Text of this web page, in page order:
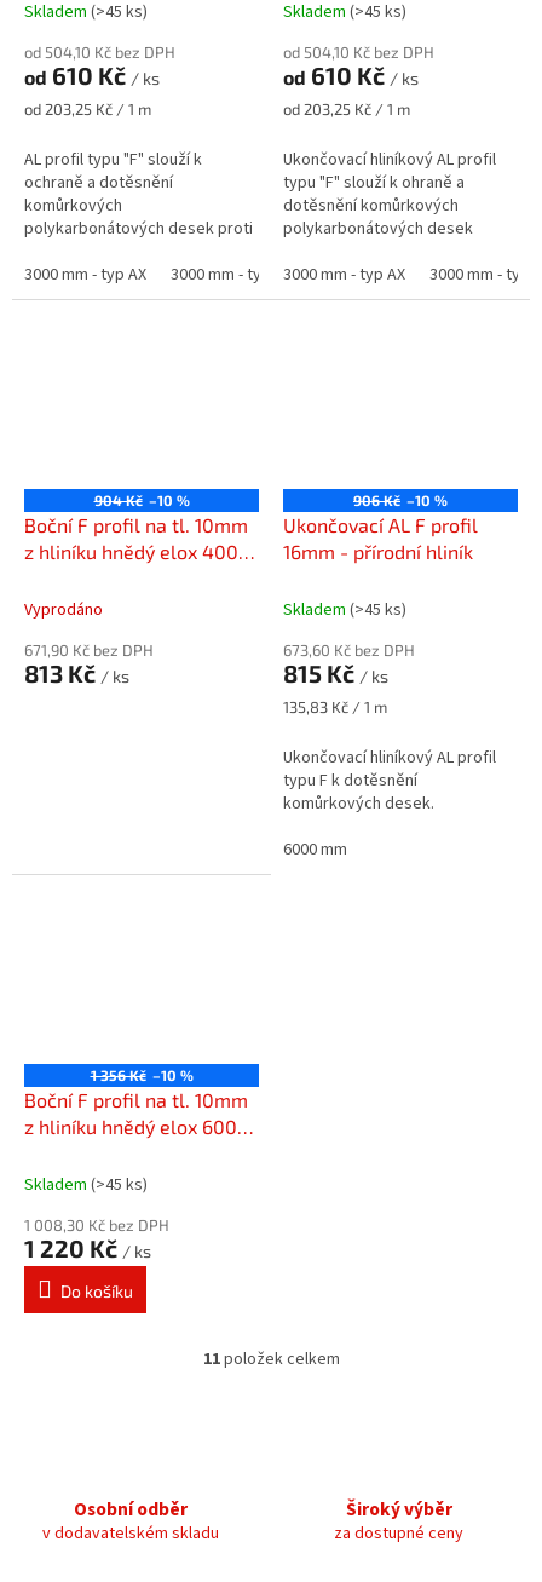
Skladem (>45 ks)
od 504,10 Kč bez DPH
od 610 Kč / ks
Měrná
od 203,25 Kč / 1 m
AL profil typu "F" slouží k
ochraně a dotěsnění
komůrkových
polykarbonátových desek proti
3000 mm - typ AX
3000 mm - typ DU 4000 mm - typ AX 4000 mm
Skladem (>45 ks)
od 504,10 Kč bez DPH
od 610 Kč / ks
Měrná
od 203,25 Kč / 1 m
Ukončovací hliníkový AL profil
typu "F" slouží k ohraně a
dotěsnění komůrkových
polykarbonátových desek
3000 mm - typ AX
3000 mm - typ
904 Kč –10 %
Boční F profil na tl. 10mm
z hliníku hnědý elox 4000
Vyprodáno
671,90 Kč bez DPH
813 Kč / ks
906 Kč –10 %
Ukončovací AL F profil
16mm - přírodní hliník
Skladem (>45 ks)
673,60 Kč bez DPH
815 Kč / ks
Měrná
135,83 Kč / 1 m
Ukončovací hliníkový AL profil
typu F k dotěsnění
komůrkových desek.
6000 mm
1 356 Kč –10 %
Boční F profil na tl. 10mm
z hliníku hnědý elox 6000
Skladem (>45 ks)
1 008,30 Kč bez DPH
1 220 Kč / ks
Do košíku
O
11položek celkem
Osobní odběr
v dodavatelském skladu
Široký výběr
za dostupné ceny